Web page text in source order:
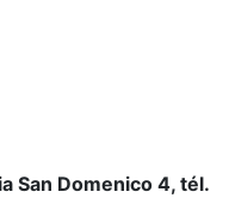
San Domenico 4, tél.